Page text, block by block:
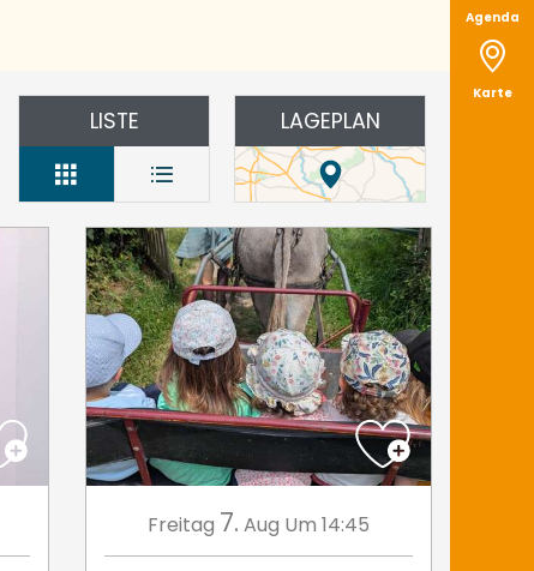
Agenda
Karte
LISTE LAGEPLAN
Freitag 7. Aug Um 14:45